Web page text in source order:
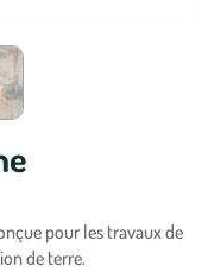
pour les travaux de
de terre.